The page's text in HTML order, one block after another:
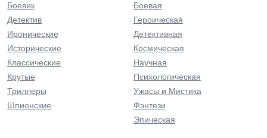
Боевик
Детектив
Иронические
Исторические
Классические
Крутые
Триллеры
Шпионские
Боевая
Героическая
Детективная
Космическая
Научная
Психологическая
Ужасы и Мистика
Фэнтези
Эпическая